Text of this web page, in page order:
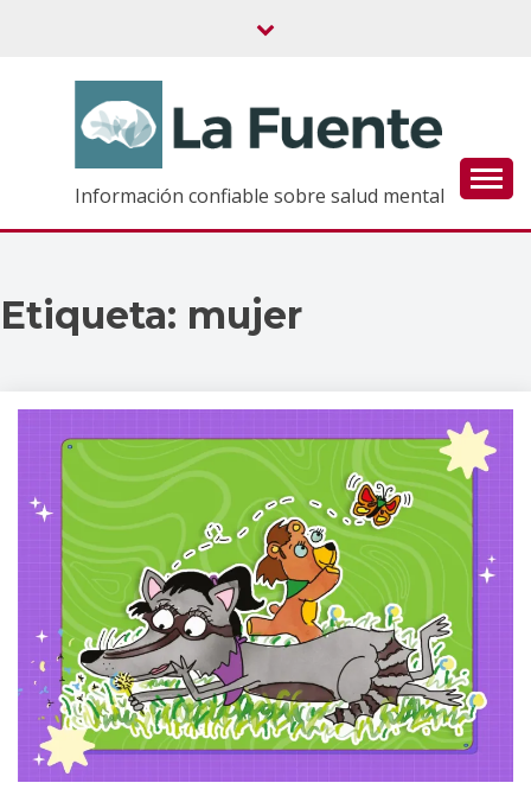
Información confiable sobre salud mental
Etiqueta: mujer